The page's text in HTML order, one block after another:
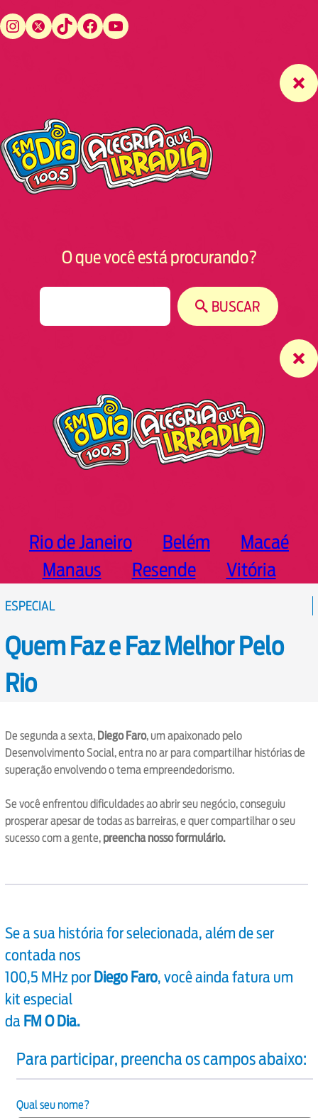
Instagram Twitter TikTok Facebook YouTube
O que você está procurando?
BUSCAR
Rio de Janeiro Belém
Macaé
Manaus
Resende Vitória
ESPECIAL
Quem Faz e Faz Melhor Pelo
Rio
De segunda a sexta, Diego Faro, um apaixonado pelo
Desenvolvimento Social, entra no ar para compartilhar histórias de
superação envolvendo o tema empreendedorismo.
Se você enfrentou dificuldades ao abrir seu negócio, conseguiu
prosperar apesar de todas as barreiras, e quer compartilhar o seu
sucesso com a gente, preencha nosso formulário.
Se a sua história for selecionada, além de ser
contada nos
100,5 MHz porDiego Faro, você ainda fatura um
kit especial
da FM O Dia.
Para participar, preencha os campos abaixo:
Qual seu nome?